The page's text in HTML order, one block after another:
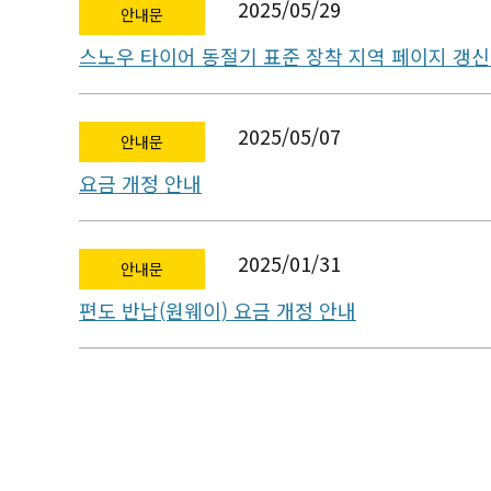
안내문
2025/05/29
스노우 타이어 동절기 표준 장착 지역 페이지 갱
안내문
2025/05/07
요금 개정 안내
안내문
2025/01/31
편도 반납(원웨이) 요금 개정 안내